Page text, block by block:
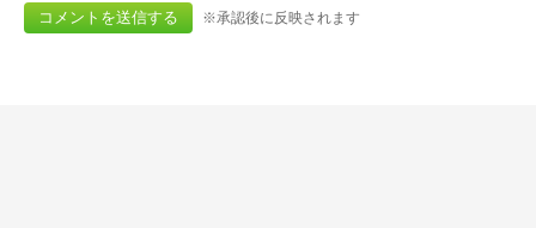
※承認後に反映されます